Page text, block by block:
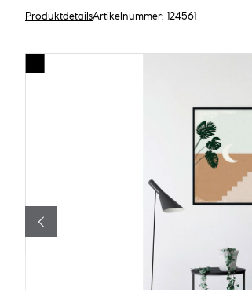
ProduktdetailsArtikelnummer: 124561